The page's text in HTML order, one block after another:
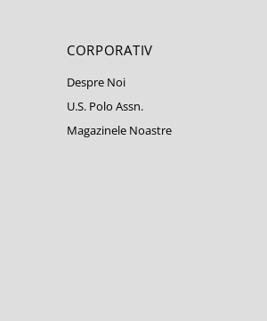
CORPORATIV
Despre Noi
U.S. Polo Assn.
Magazinele Noastre